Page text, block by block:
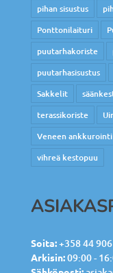
pihan sisustus
Ponttonilaituri
puutarhakoriste
puutarhasisustus
Sakkelit
terassikoriste
Veneen ankkurointi
vihreä kestopuu
Soita:+358 44
Arkisin:09:00 -